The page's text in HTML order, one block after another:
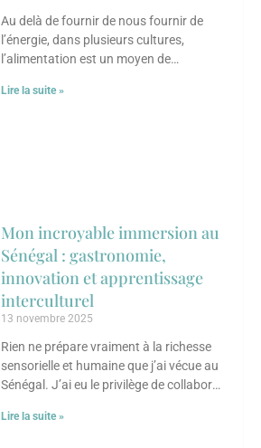
Au delà de fournir de nous fournir de
l’énergie, dans plusieurs cultures,
l’alimentation est un moyen de
liens sociaux
Lire la suite »
Mon incroyable immersion au
Sénégal : gastronomie,
innovation et apprentissage
interculturel
13 novembre 2025
Rien ne prépare vraiment à la richesse
sensorielle et humaine que j’ai vécue au
Sénégal. J’ai eu le privilège de collaborer
Lire la suite »